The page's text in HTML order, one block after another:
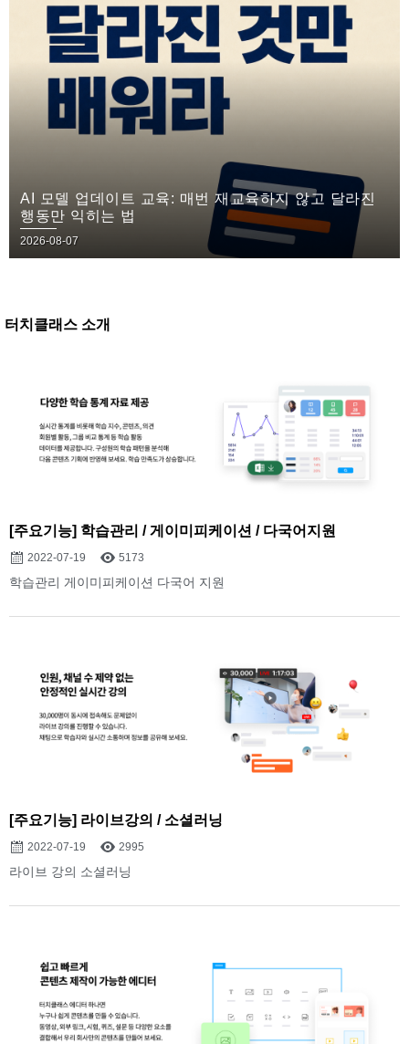
AI 모델 업데이트 교육: 매번 재교육하지 않고 달라진
행동만 익히는 법
2026-08-07
터치클래스 소개
[주요기능] 학습관리 / 게이미피케이션 / 다국어지원
2022-07-19 5173
학습관리 게이미피케이션 다국어 지원
[주요기능] 라이브강의 / 소셜러닝
2022-07-19 2995
라이브 강의 소셜러닝